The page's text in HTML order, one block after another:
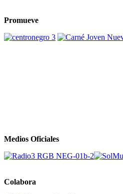
Promueve
Medios Oficiales
Colabora